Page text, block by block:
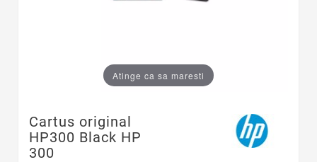
Atinge ca sa maresti
Cartus original
HP300 Black HP
300